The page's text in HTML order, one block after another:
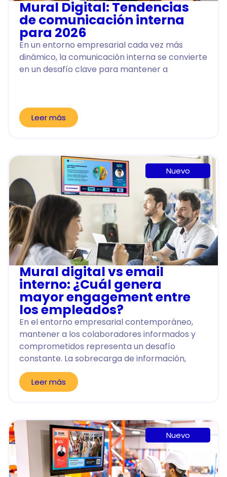
Mural Digital: Tendencias
de comunicación interna
para 2026
En un entorno empresarial cada vez más
dinámico, la comunicación interna se convierte
en un desafío clave para mantener a
Leer más
Nuevo
Mural digital vs email
interno: ¿Cuál genera
mayor engagement entre
los empleados?
En el entorno empresarial contemporáneo,
mantener a los colaboradores informados y
comprometidos representa un desafío
constante. La sobrecarga de información,
Leer más
Nuevo